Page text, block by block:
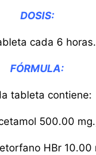
DOSIS:
cada 6
FÓRMULA:
tableta contiene:
500.00
HBr 10.00